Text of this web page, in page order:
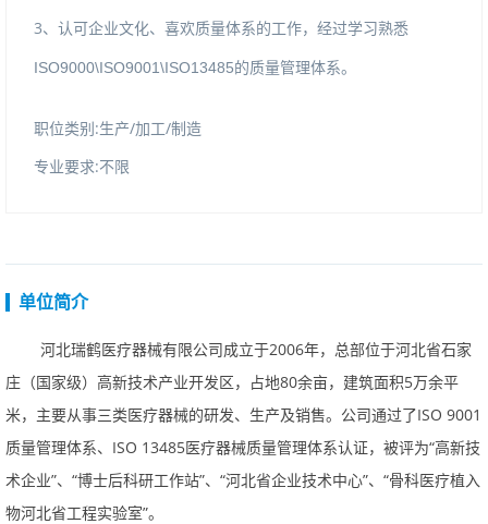
3、认可企业文化、喜欢质量体系的工作，经过学习熟悉
ISO9000\ISO9001\ISO13485的质量管理体系。
职位类别:生产/加工/制造
专业要求:不限
单位简介
河北瑞鹤医疗器械有限公司成立于2006年，总部位于河北省石家
庄（国家级）高新技术产业开发区，占地80余亩，建筑面积5万余平
米，主要从事三类医疗器械的研发、生产及销售。公司通过了ISO9001
质量管理体系、ISO13485医疗器械质量管理体系认证，被评为“高新技
术企业”、“博士后科研工作站”、“河北省企业技术中心”、“骨科医疗植入
物河北省工程实验室”。